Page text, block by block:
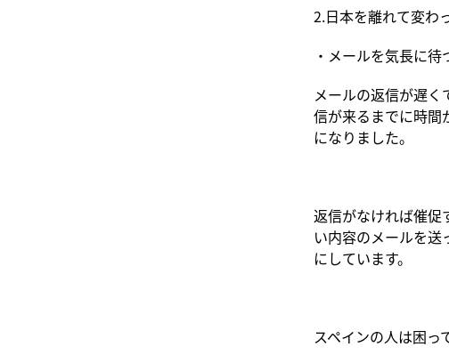
2.日本を離れて変わ
・メールを気長に待
メールの返信が遅
信が来るまでに時間
になりました。
返信がなければ催促
い内容のメールを送
にしています。
スペインの人は困っ